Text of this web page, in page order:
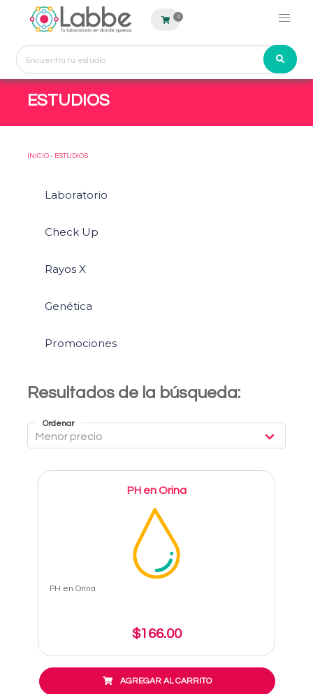
0
ESTUDIOS
INICIO - ESTUDIOS
Laboratorio
Check Up
Rayos X
Genética
Promociones
Resultados de la búsqueda:
Ordenar
PH en Orina
PH en Orina
$166.00
AGREGAR AL CARRITO